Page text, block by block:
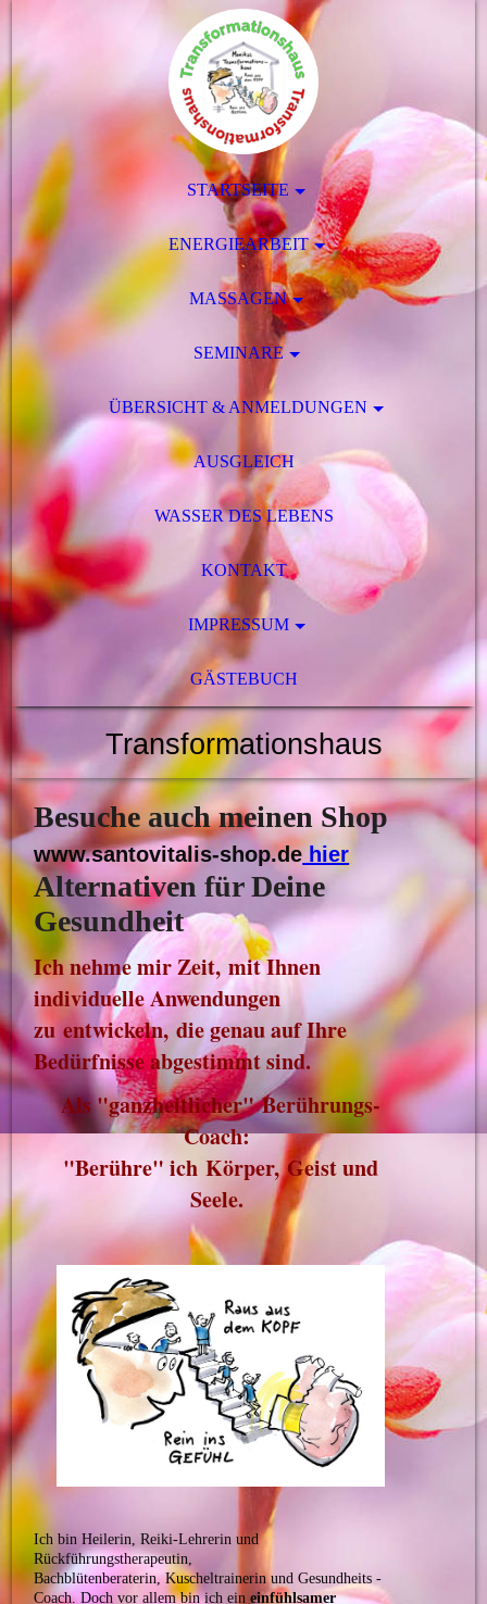
STARTSEITE
ENERGIEARBEIT
MASSAGEN
SEMINARE
ÜBERSICHT & ANMELDUNGEN
AUSGLEICH
WASSER DES LEBENS
KONTAKT
IMPRESSUM
GÄSTEBUCH
Transformationshaus
Besuche auch meinen Shop
www.santovitalis-shop.dehier
Alternativen für Deine
Gesundheit
Ich nehme mir Zeit,mit Ihnen
individuelle Anwendungen
zu entwickeln,die genau auf Ihre
Bedürfnisse abgestimmt sind.
Als "ganzheitlicher" Berührungs-
Coach:
"Berühre" ich Körper,Geist und
Seele.
Ich bin Heilerin, Reiki-Lehrerin und
Rückführungstherapeutin,
Bachblütenberaterin, Kuscheltrainerin und Gesundheits -
Coach. Doch vor allem bin ich eineinfühlsamer